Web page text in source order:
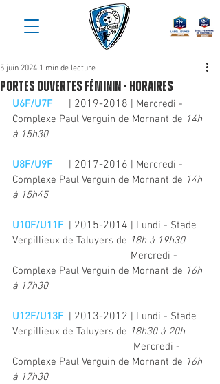
Portes Ouvertes Féminin - HORAIRES
5 juin 2024 1 min de lecture
U6F/U7F 2019-2018 | Mercredi -
Complexe Paul Verguin de Mornant de 14h
à 15h30
U8F/U9F 2017-2016 | Mercredi -
Complexe Paul Verguin de Mornant de 14h
à 15h45
U10F/U11F 2015-2014 | Lundi - Stade
Verpillieux de Taluyers de 18h à 19h30
Mercredi -
Complexe Paul Verguin de Mornant de 16h
à 17h30
U12F/U13F 2013-2012 | Lundi - Stade
Verpillieux de Taluyers de 18h30 à 20h
Mercredi -
Complexe Paul Verguin de Mornant de 16h
à 17h30